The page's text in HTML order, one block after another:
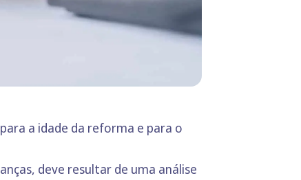
a idade da reforma e para o
deve resultar de uma análise